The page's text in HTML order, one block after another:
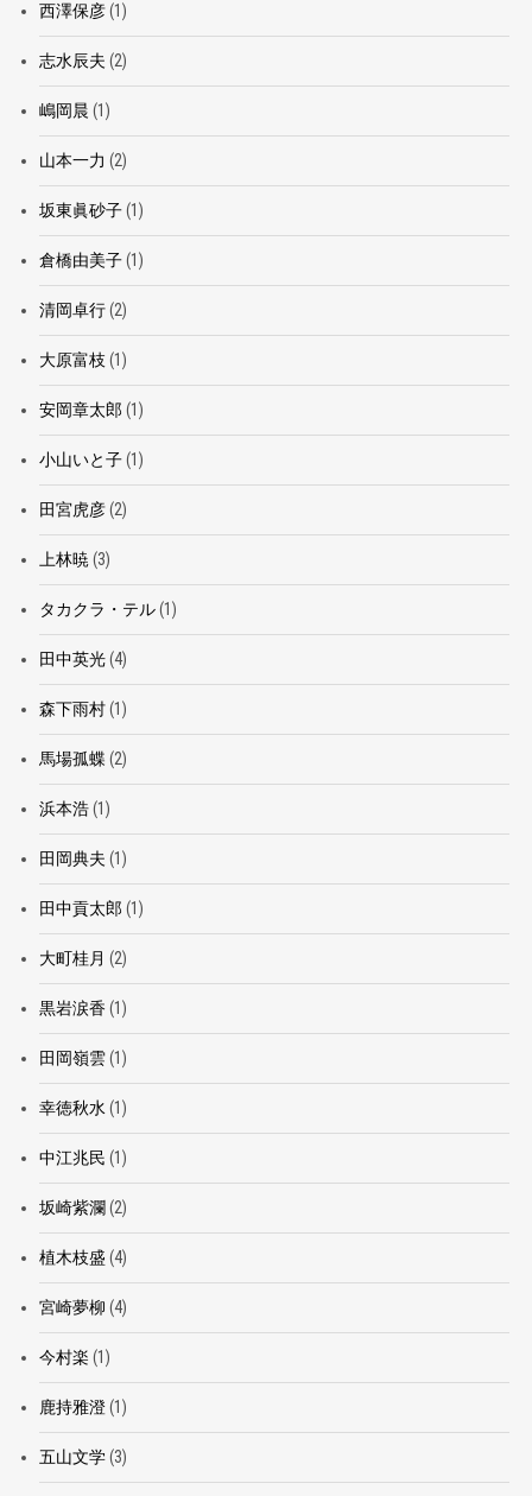
西澤保彦(1)
志水辰夫 (2)
嶋岡晨 (1)
山本一力 (2)
坂東眞砂子(1)
倉橋由美子(1)
清岡卓行(2)
大原富枝 (1)
安岡章太郎 (1)
小山いと子(1)
田宮虎彦(2)
上林暁 (3)
タカクラ・テル(1)
田中英光(4)
森下雨村(1)
馬場孤蝶 (2)
浜本浩(1)
田岡典夫 (1)
田中貢太郎 (1)
大町桂月 (2)
黒岩涙香(1)
田岡嶺雲(1)
幸徳秋水 (1)
中江兆民 (1)
坂崎紫瀾 (2)
植木枝盛 (4)
宮崎夢柳 (4)
今村楽 (1)
鹿持雅澄(1)
五山文学(3)